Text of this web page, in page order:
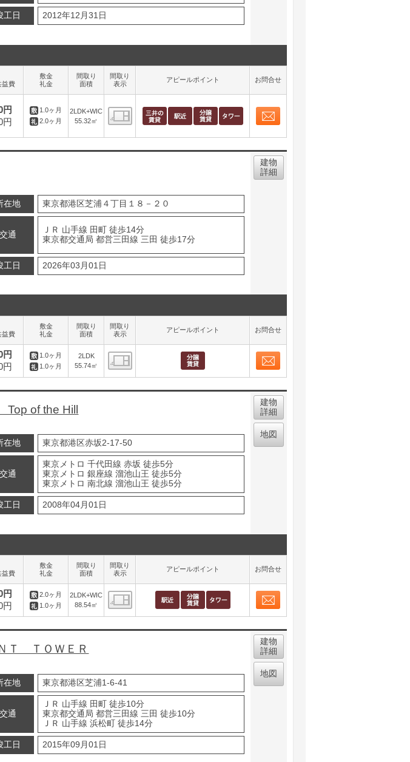
工日 2012年12月31日
益費
敷金
礼金
間取り
面積
間取り
表示
アピールポイント お問合せ
円
円
1.0ヶ月
2.0ヶ月
2LDK+WIC
55.32㎡
在地 東京都港区芝浦４丁目１８－２０
交通
ＪＲ 山手線 田町 徒歩14分
東京都交通局 都営三田線 三田 徒歩17分
工日 2026年03月01日
建物
詳細
益費
敷金
礼金
間取り
面積
間取り
表示
アピールポイント お問合せ
円
円
1.0ヶ月
1.0ヶ月
2LDK
55.74㎡
間取り表示
Top of the Hill
在地 東京都港区赤坂2-17-50
交通
東京メトロ 千代田線 赤坂 徒歩5分
東京メトロ 銀座線 溜池山王 徒歩5分
東京メトロ 南北線 溜池山王 徒歩5分
工日 2008年04月01日
建物
詳細
地図
益費
敷金
礼金
間取り
面積
間取り
表示
アピールポイント お問合せ
円
円
2.0ヶ月
1.0ヶ月
2LDK+WIC
88.54㎡
間取り表示
Ｔ ＴＯＷＥＲ
在地 東京都港区芝浦1-6-41
交通
ＪＲ 山手線 田町 徒歩10分
東京都交通局 都営三田線 三田 徒歩10分
ＪＲ 山手線 浜松町 徒歩14分
工日 2015年09月01日
建物
詳細
地図